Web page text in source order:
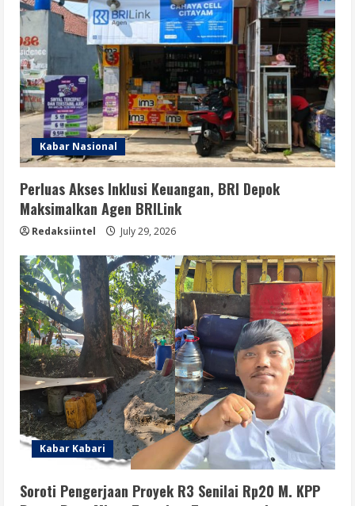
Kabar Nasional
Perluas Akses Inklusi Keuangan, BRI Depok
Maksimalkan Agen BRILink
Redaksiintel July 29, 2026
Kabar Kabari
Soroti Pengerjaan Proyek R3 Senilai Rp20 M. KPP